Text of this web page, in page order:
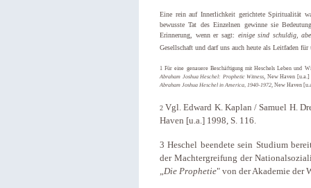
Eine rein auf Innerlichkeit gerichtete Spiritualität
bewusste Tat des Einzelnen gewinne sie
Erinnerung, wenn er sagt: einige sind schuldig,
Gesellschaft und darf uns auch heute als Leitfaden
1 Für eine genauere Beschäftigung mit Heschels Leben und
Abraham Joshua Heschel: Prophetic Witness, New Haven [u.a.]
Abraham Joshua Heschel in America, 1940-1972, New Haven
2 Vgl. Edward K. Kaplan / Samuel H.
Haven [u.a.] 1998, S. 116.
3 Heschel beendete sein Studium
der Machtergreifung der
„Die Prophetie" von der Akademie der